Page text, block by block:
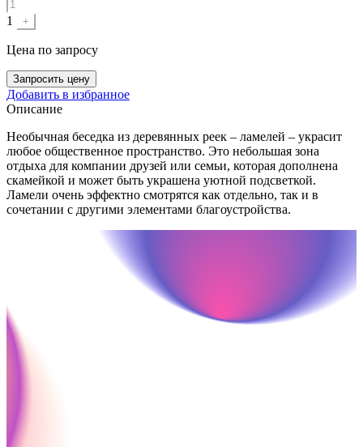
1 +
Цена по запросу
Запросить цену
Добавить в избранное
Описание
Необычная беседка из деревянных реек – ламелей – украсит
любое общественное пространство. Это небольшая зона
отдыха для компании друзей или семьи, которая дополнена
скамейкой и может быть украшена уютной подсветкой.
Ламели очень эффектно смотрятся как отдельно, так и в
сочетании с другими элементами благоустройства.